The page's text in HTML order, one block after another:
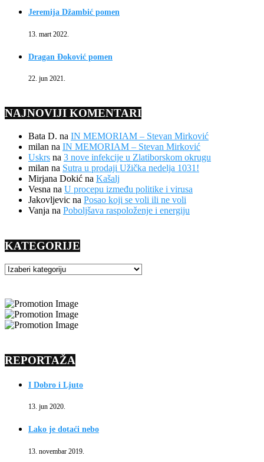
Jeremija Džambić pomen
13. mart 2022.
Dragan Đoković pomen
22. jun 2021.
NAJNOVIJI KOMENTARI
Bata D. na IN MEMORIAM – Stevan Mirković
milan na IN MEMORIAM – Stevan Mirković
Uskrs na 3 nove infekcije u Zlatiborskom okrugu
milan na Sutra u prodaji Užička nedelja 1031!
Mirjana Dokić na Kašalj
Vesna na U procepu između politike i virusa
Jakovljevic na Posao koji se voli ili ne voli
Vanja na Poboljšava raspoloženje i energiju
KATEGORIJE
KATEGORIJE
REPORTAŽA
I Dobro i Ljuto
13. jun 2020.
Lako je dotaći nebo
13. novembar 2019.